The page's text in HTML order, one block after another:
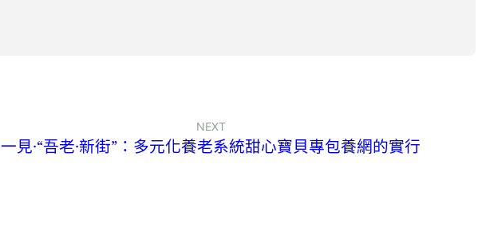
NEXT
一見·“吾老·新街”：多元化養老系統甜心寶貝專包養網的實行